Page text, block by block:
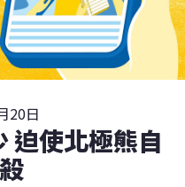
20日
迫使北極熊自